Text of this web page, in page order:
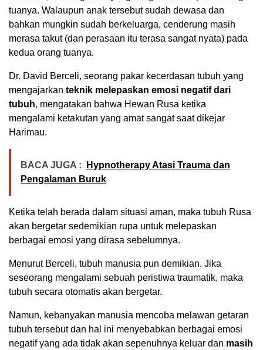
tuanya. Walaupun anak tersebut sudah dewasa dan
bahkan mungkin sudah berkeluarga, cenderung masih
merasa takut (dan perasaan itu terasa sangat nyata) pada
kedua orang tuanya.
Dr. David Berceli, seorang pakar kecerdasan tubuh yang
mengajarkan teknik melepaskan emosi negatif dari
tubuh, mengatakan bahwa Hewan Rusa ketika
mengalami ketakutan yang amat sangat saat dikejar
Harimau.
BACA JUGA :
Hypnotherapy Atasi Trauma dan
Pengalaman Buruk
Ketika telah berada dalam situasi aman, maka tubuh Rusa
akan bergetar sedemikian rupa untuk melepaskan
berbagai emosi yang dirasa sebelumnya.
Menurut Berceli, tubuh manusia pun demikian. Jika
seseorang mengalami sebuah peristiwa traumatik, maka
tubuh secara otomatis akan bergetar.
Namun, kebanyakan manusia mencoba melawan getaran
tubuh tersebut dan hal ini menyebabkan berbagai emosi
negatif yang ada tidak akan sepenuhnya keluar dan masih